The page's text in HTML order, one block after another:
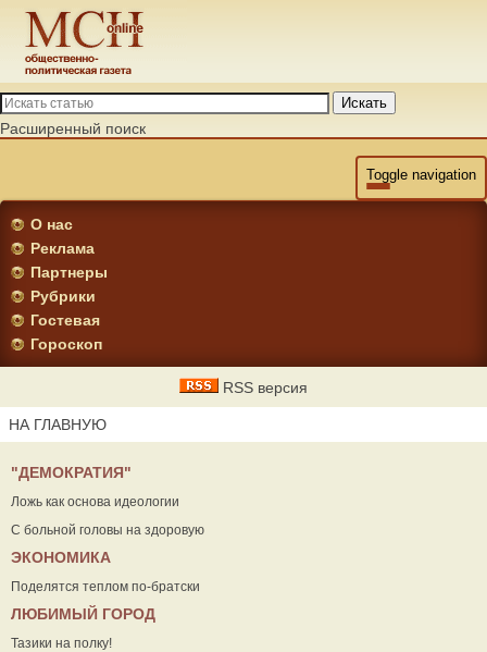
Искать
Расширенный поиск
Toggle navigation
О нас
Реклама
Партнеры
Рубрики
Гостевая
Гороскоп
RSS версия
НА ГЛАВНУЮ
"ДЕМОКРАТИЯ"
Ложь как основа идеологии
С больной головы на здоровую
ЭКОНОМИКА
Поделятся теплом по-братски
ЛЮБИМЫЙ ГОРОД
Тазики на полку!